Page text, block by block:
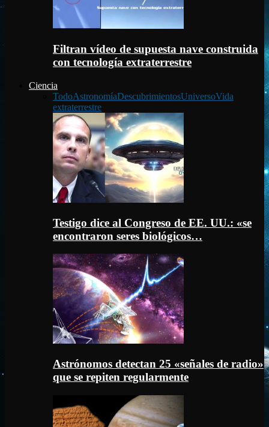
Filtran vídeo de supuesta nave construida
con tecnología extraterrestre
Ciencia
TodoAstronomíaDescubrimientosUniversoVida
extraterrestre
Testigo dice al Congreso de EE. UU.: «se
encontraron seres biológicos…
Astrónomos detectan 25 «señales de radio»
que se repiten regularmente